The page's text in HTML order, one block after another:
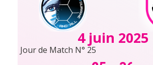
4 juin 2025
Jour de Match N° 25